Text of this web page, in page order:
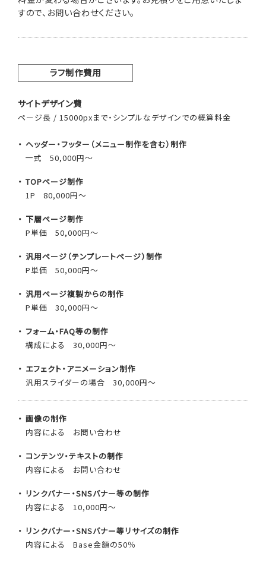
すので、お問い合わせください。
ラフ制作費用
サイトデザイン費
ページ長 / 15000pxまで・シンプルなデザインでの概算料金
ヘッダー・フッター（メニュー制作を含む）制作
一式
50,000円～
TOPページ制作
1P
80,000円～
下層ページ制作
P単価
50,000円～
汎用ページ（テンプレートページ）制作
P単価
50,000円～
汎用ページ複製からの制作
P単価
30,000円～
フォーム・FAQ等の制作
構成による
30,000円～
エフェクト・アニメーション制作
汎用スライダーの場合
30,000円～
画像の制作
内容による
お問い合わせ
コンテンツ・テキストの制作
内容による
お問い合わせ
リンクバナー・SNSバナー等の制作
内容による
10,000円～
リンクバナー・SNSバナー等リサイズの制作
内容による
Base金額の50％